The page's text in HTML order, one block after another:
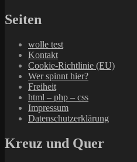
Seiten
wolle test
Kontakt
Cookie-Richtlinie (EU)
Wer spinnt hier?
Freiheit
html – php – css
Impressum
Datenschutzerklärung
Kreuz und Quer